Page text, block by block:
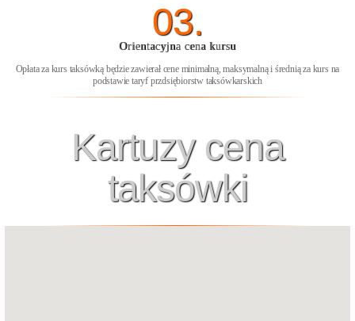
03.
Orientacyjna cena kursu
Opłata za kurs taksówką będzie zawierał cene minimalną, maksymalną i średnią za kurs na
podstawie taryf przdsiębiorstw taksówkarskich
Kartuzy cena
taksówki